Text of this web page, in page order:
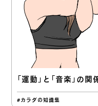
「運動」と「音楽」の
#カラダの知識集